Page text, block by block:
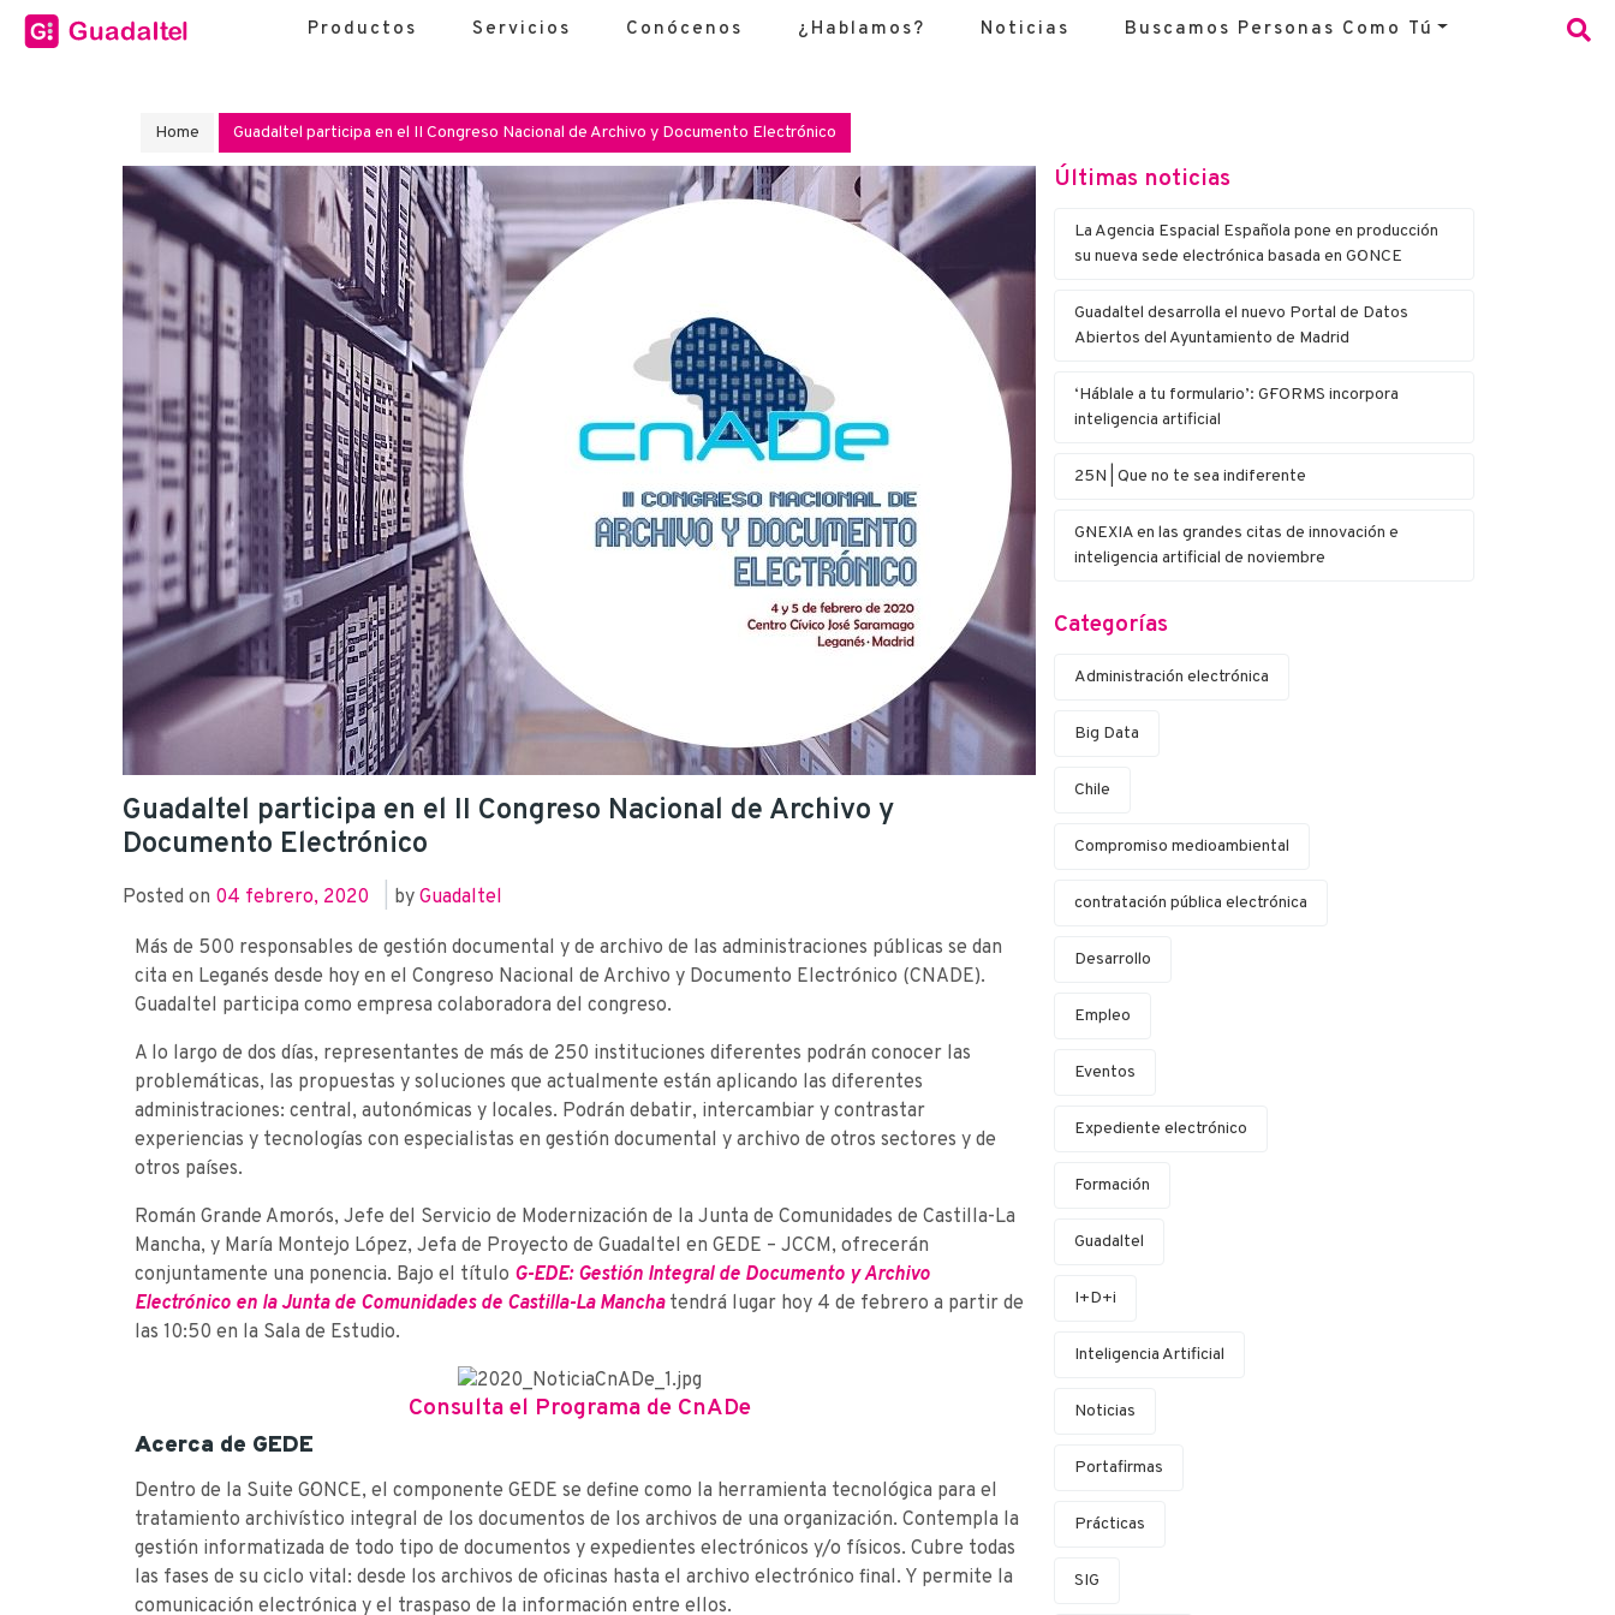
Productos Servicios Conócenos ¿Hablamos? Noticias Buscamos Personas Como Tú
Home Guadaltel participa en el II Congreso Nacional de Archivo y Documento Electrónico
Guadaltel participa en el II Congreso Nacional de Archivo y
Documento Electrónico
Posted on 04 febrero, 2020 by Guadaltel
Más de 500 responsables de gestión documental y de archivo de las administraciones públicas se dan
cita en Leganés desde hoy en el Congreso Nacional de Archivo y Documento Electrónico (CNADE).
Guadaltel participa como empresa colaboradora del congreso.
A lo largo de dos días, representantes de más de 250 instituciones diferentes podrán conocer las
problemáticas, las propuestas y soluciones que actualmente están aplicando las diferentes
administraciones: central, autonómicas y locales. Podrán debatir, intercambiar y contrastar
experiencias y tecnologías con especialistas en gestión documental y archivo de otros sectores y de
otros países.
Román Grande Amorós, Jefe del Servicio de Modernización de la Junta de Comunidades de Castilla-La
Mancha, y María Montejo López, Jefa de Proyecto de Guadaltel en G·EDE – JCCM, ofrecerán
conjuntamente una ponencia. Bajo el título G-EDE: Gestión Integral de Documento y Archivo
Electrónico en la Junta de Comunidades de Castilla-La Manchatendrá lugar hoy 4 de febrero a partir de
las 10:50 en la Sala de Estudio.
Consulta el Programa de CnADe
Acerca de G·EDE
Dentro de la Suite G·ONCE, el componente G·EDE se define como la herramienta tecnológica para el
tratamiento archivístico integral de los documentos de los archivos de una organización. Contempla la
gestión informatizada de todo tipo de documentos y expedientes electrónicos y/o físicos. Cubre todas
las fases de su ciclo vital: desde los archivos de oficinas hasta el archivo electrónico final. Y permite la
comunicación electrónica y el traspaso de la información entre ellos.
Últimas noticias
La Agencia Espacial Española pone en producción
su nueva sede electrónica basada en G·ONCE
Guadaltel desarrolla el nuevo Portal de Datos
Abiertos del Ayuntamiento de Madrid
‘Háblale a tu formulario’: G·FORMS incorpora
inteligencia artificial
25N | Que no te sea indiferente
G·NEXIA en las grandes citas de innovación e
inteligencia artificial de noviembre
Categorías
Administración electrónica
Big Data
Chile
Compromiso medioambiental
contratación pública electrónica
Desarrollo
Empleo
Eventos
Expediente electrónico
Formación
Guadaltel
I+D+i
Inteligencia Artificial
Noticias
Portafirmas
Prácticas
SIG